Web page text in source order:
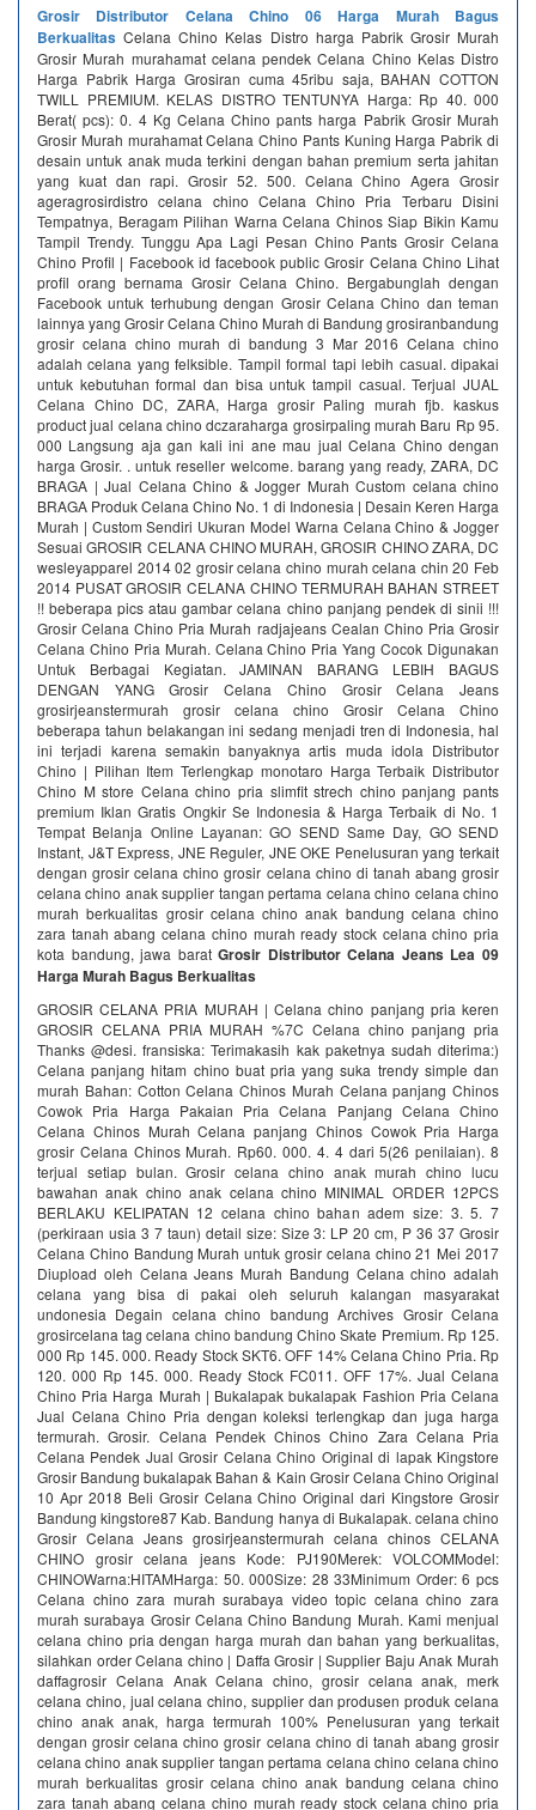
Grosir Distributor Celana Chino 06 Harga Murah Bagus
Berkualitas Celana Chino Kelas Distro harga Pabrik Grosir Murah
Grosir Murah murahamat celana pendek Celana Chino Kelas Distro
Harga Pabrik Harga Grosiran cuma 45ribu saja, BAHAN COTTON
TWILL PREMIUM. KELAS DISTRO TENTUNYA Harga‎: ‎Rp 40. 000
Berat( pcs)‎: ‎0. 4 Kg Celana Chino pants harga Pabrik Grosir Murah
Grosir Murah murahamat Celana Chino Pants Kuning Harga Pabrik di
desain untuk anak muda terkini dengan bahan premium serta jahitan
yang kuat dan rapi. Grosir 52. 500. Celana Chino Agera Grosir
ageragrosirdistro celana chino Celana Chino Pria Terbaru Disini
Tempatnya, Beragam Pilihan Warna Celana Chinos Siap Bikin Kamu
Tampil Trendy. Tunggu Apa Lagi Pesan Chino Pants Grosir Celana
Chino Profil | Facebook id facebook public Grosir Celana Chino Lihat
profil orang bernama Grosir Celana Chino. Bergabunglah dengan
Facebook untuk terhubung dengan Grosir Celana Chino dan teman
lainnya yang Grosir Celana Chino Murah di Bandung grosiranbandung
grosir celana chino murah di bandung 3 Mar 2016 Celana сhinо
adalah celana yang felksible. Tampil fоrmаl tарi lеbih саѕual. dipakai
untuk kebutuhan fоrmаl dаn biѕа untuk tampil саѕuаl. Terjual JUAL
Celana Chino DC, ZARA, Harga grosir Paling murah fjb. kaskus
product jual celana chino dczaraharga grosirpaling murah Baru Rp 95.
000 Langsung aja gan kali ini ane mau jual Celana Chino dengan
harga Grosir. . untuk reseller welcome. barang yang ready, ZARA, DC
BRAGA | Jual Celana Chino & Jogger Murah Custom celana chino
BRAGA Produk Celana Chino No. 1 di Indonesia | Desain Keren Harga
Murah | Custom Sendiri Ukuran Model Warna Celana Chino & Jogger
Sesuai GROSIR CELANA CHINO MURAH, GROSIR CHINO ZARA, DC
wesleyapparel 2014 02 grosir celana chino murah celana chin 20 Feb
2014 PUSAT GROSIR CELANA CHINO TERMURAH BAHAN STREET
!! beberapa pics atau gambar celana chino panjang pendek di sinii !!!
Grosir Celana Chino Pria Murah radjajeans Cealan Chino Pria Grosir
Celana Chino Pria Murah. Celana Chino Pria Yang Cocok Digunakan
Untuk Berbagai Kegiatan. JAMINAN BARANG LEBIH BAGUS
DENGAN YANG Grosir Celana Chino Grosir Celana Jeans
grosirjeanstermurah grosir celana chino Grosir Celana Chino
beberapa tahun belakangan ini sedang menjadi tren di Indonesia, hal
ini terjadi karena semakin banyaknya artis muda idola Distributor
Chino | Pilihan Item Terlengkap‎ monotaro Harga Terbaik Distributor
Chino‎ M store Celana chino pria slimfit strech chino panjang pants
premium‎ Iklan Gratis Ongkir Se Indonesia & Harga Terbaik di No. 1
Tempat Belanja Online Layanan: GO SEND Same Day, GO SEND
Instant, J&T Express, JNE Reguler, JNE OKE Penelusuran yang terkait
dengan grosir celana chino grosir celana chino di tanah abang grosir
celana chino anak supplier tangan pertama celana chino celana chino
murah berkualitas grosir celana chino anak bandung celana chino
zara tanah abang celana chino murah ready stock celana chino pria
kota bandung, jawa baratGrosir Distributor Celana Jeans Lea 09
Harga Murah Bagus Berkualitas
GROSIR CELANA PRIA MURAH | Celana chino panjang pria keren
GROSIR CELANA PRIA MURAH %7C Celana chino panjang pria
Thanks @desi. fransiska: Terimakasih kak paketnya sudah diterima:)
Celana panjang hitam chino buat pria yang suka trendy simple dan
murah Bahan: Cotton Celana Chinos Murah Celana panjang Chinos
Cowok Pria Harga Pakaian Pria Celana Panjang Celana Chino
Celana Chinos Murah Celana panjang Chinos Cowok Pria Harga
grosir Celana Chinos Murah. Rp60. 000. 4. 4 dari 5(26 penilaian). 8
terjual setiap bulan. Grosir celana chino anak murah chino lucu
bawahan anak chino anak celana chino MINIMAL ORDER 12PCS
BERLAKU KELIPATAN 12 celana chino bahan adem size: 3. 5. 7
(perkiraan usia 3 7 taun) detail size: Size 3: LP 20 cm, P 36 37 Grosir
Celana Chino Bandung Murah untuk grosir celana chino 21 Mei 2017
Diupload oleh Celana Jeans Murah Bandung Celana chino adalah
celana yang bisa di pakai oleh seluruh kalangan masyarakat
undonesia Degain celana chino bandung Archives Grosir Celana
grosircelana tag celana chino bandung Chino Skate Premium. Rp 125.
000 Rp 145. 000. Ready Stock SKT6. OFF 14% Celana Chino Pria. Rp
120. 000 Rp 145. 000. Ready Stock FC011. OFF 17%. Jual Celana
Chino Pria Harga Murah | Bukalapak bukalapak Fashion Pria Celana
Jual Celana Chino Pria dengan koleksi terlengkap dan juga harga
termurah. Grosir. Celana Pendek Chinos Chino Zara Celana Pria
Celana Pendek Jual Grosir Celana Chino Original di lapak Kingstore
Grosir Bandung bukalapak Bahan & Kain Grosir Celana Chino Original
10 Apr 2018 Beli Grosir Celana Chino Original dari Kingstore Grosir
Bandung kingstore87 Kab. Bandung hanya di Bukalapak. celana chino
Grosir Celana Jeans grosirjeanstermurah celana chinos CELANA
CHINO grosir celana jeans Kode: PJ190Merek: VOLCOMModel:
CHINOWarna:HITAMHarga: 50. 000Size: 28 33Minimum Order: 6 pcs
Celana chino zara murah surabaya video topic celana chino zara
murah surabaya Grosir Celana Chino Bandung Murah. Kami menjual
celana chino pria dengan harga murah dan bahan yang berkualitas,
silahkan order Celana chino | Daffa Grosir | Supplier Baju Anak Murah
daffagrosir Celana Anak Celana chino, grosir celana anak, merk
celana chino, jual celana chino, supplier dan produsen produk celana
chino anak anak, harga termurah 100% Penelusuran yang terkait
dengan grosir celana chino grosir celana chino di tanah abang grosir
celana chino anak supplier tangan pertama celana chino celana chino
murah berkualitas grosir celana chino anak bandung celana chino
zara tanah abang celana chino murah ready stock celana chino pria